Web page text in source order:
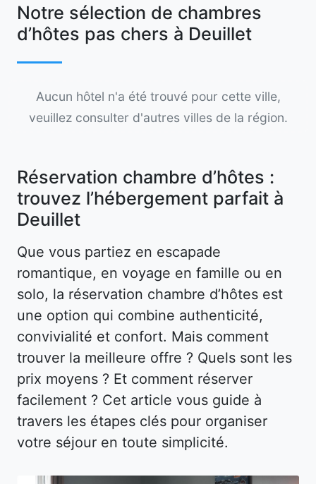
Notre sélection de chambres
d’hôtes pas chers à Deuillet
Aucun hôtel n'a été trouvé pour cette ville,
veuillez consulter d'autres villes de la région.
Réservation chambre d’hôtes :
trouvez l’hébergement parfait à
Deuillet
Que vous partiez en escapade
romantique, en voyage en famille ou en
solo, la réservation chambre d’hôtes est
une option qui combine authenticité,
convivialité et confort. Mais comment
trouver la meilleure offre ? Quels sont les
prix moyens ? Et comment réserver
facilement ? Cet article vous guide à
travers les étapes clés pour organiser
votre séjour en toute simplicité.